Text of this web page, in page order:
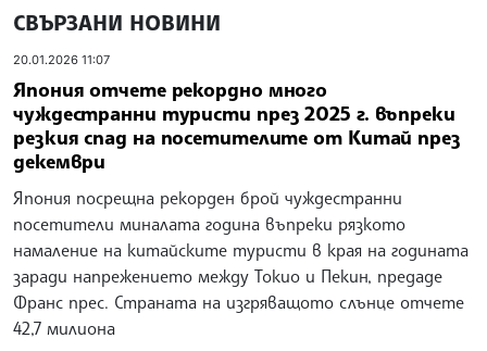
СВЪРЗАНИ НОВИНИ
20.01.2026 11:07
Япония отчете рекордно много
чуждестранни туристи през 2025 г. въпреки
резкия спад на посетителите от Китай през
декември
Япония посрещна рекорден брой чуждестранни
посетители миналата година въпреки рязкото
намаление на китайските туристи в края на годината
заради напрежението между Токио и Пекин, предаде
Франс прес. Страната на изгряващото слънце отчете
42,7 милиона